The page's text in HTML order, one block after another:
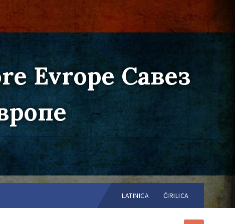
Evrope Савез
Choose
language:
LATINICA ĆIRILICA